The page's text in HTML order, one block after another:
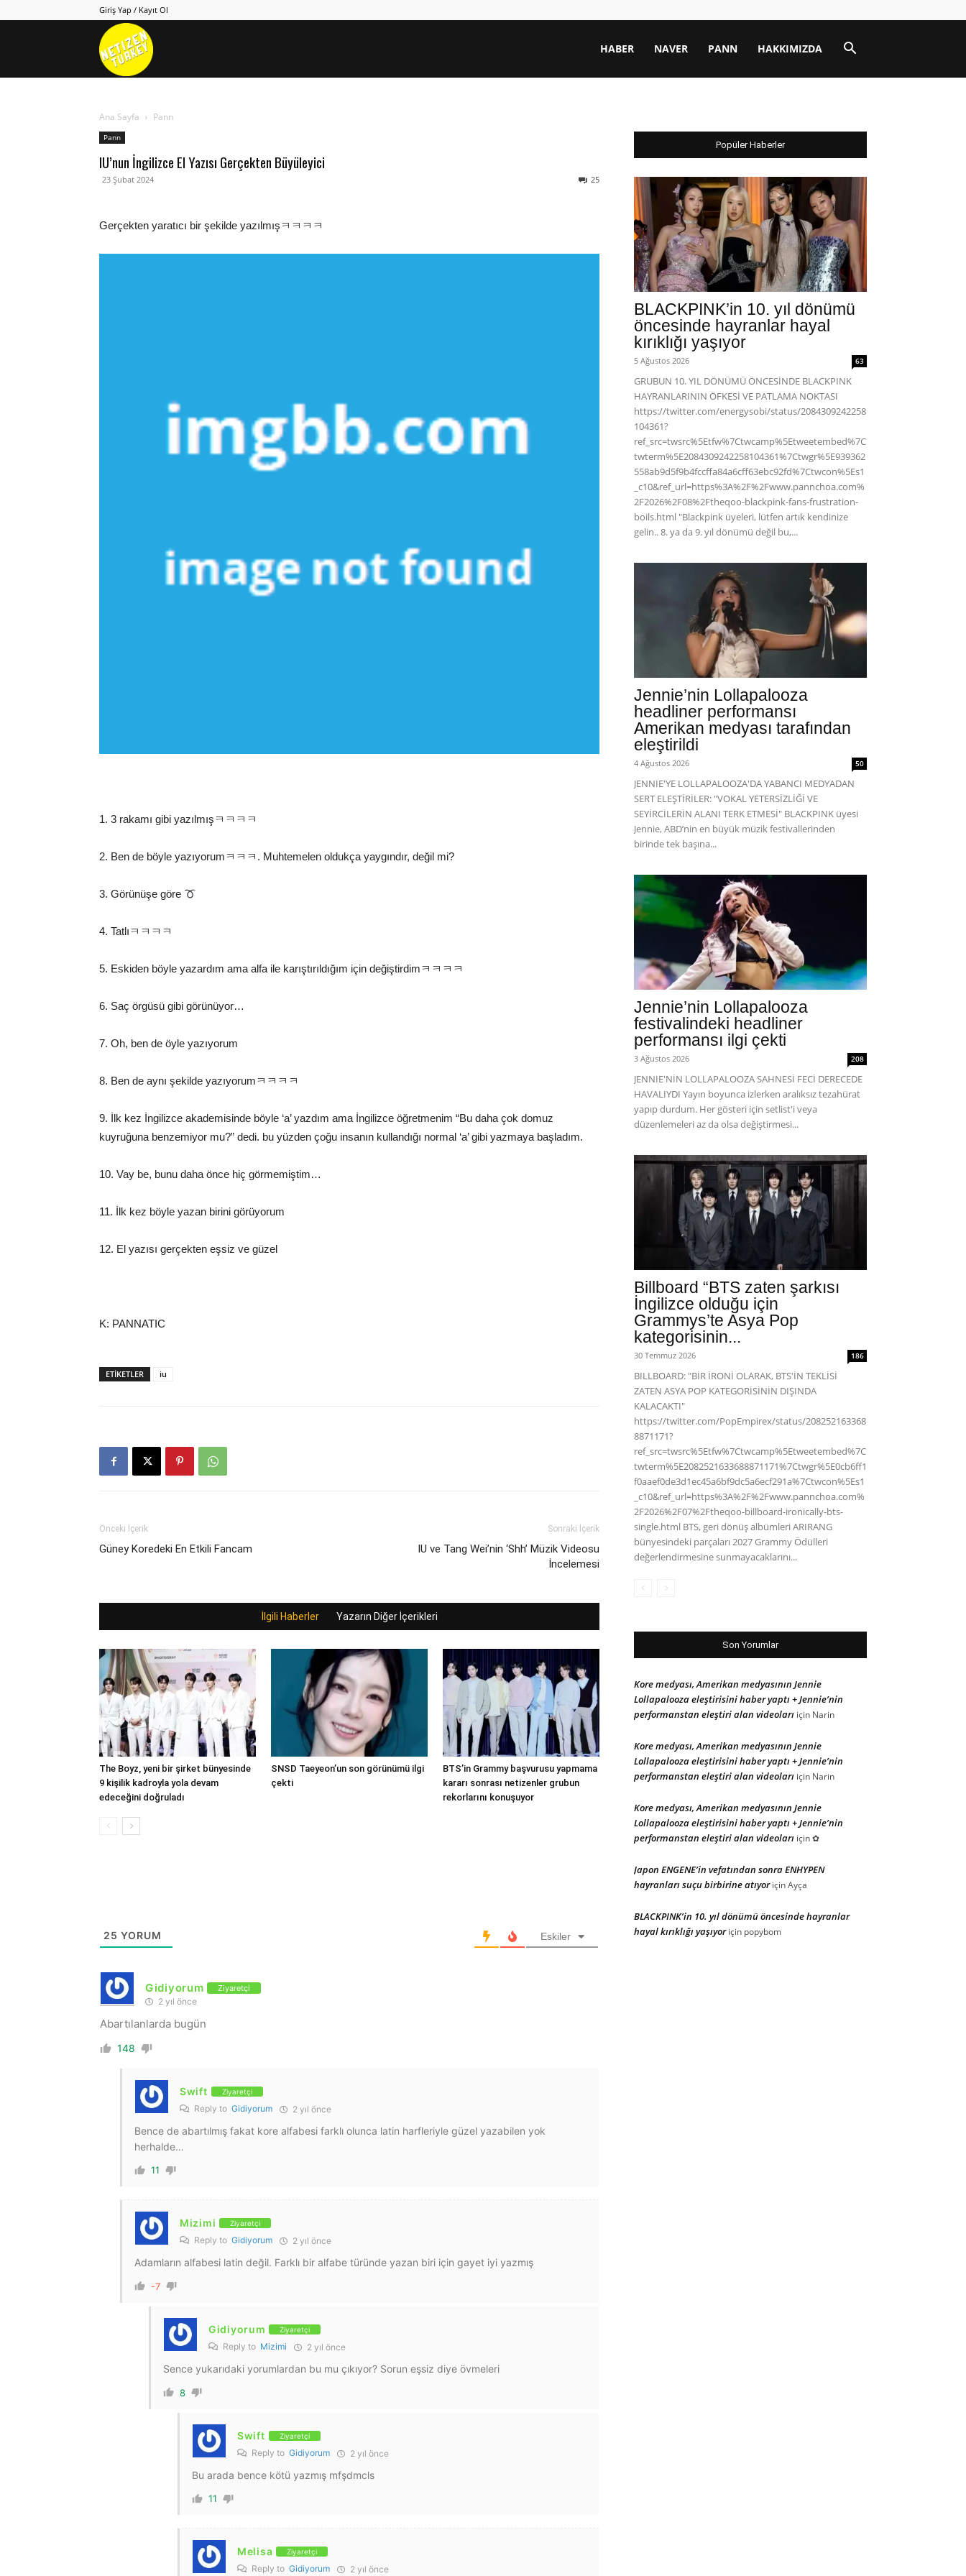
Giriş Yap / Kayıt Ol
Netizen HABER NAVER PANN HAKKIMIZDA
Ana Sayfa Pann
Pann
IU’nun İngilizce El Yazısı Gerçekten Büyüleyici
23 Şubat 2024 25
Gerçekten yaratıcı bir şekilde yazılmışㅋㅋㅋㅋ
1. 3 rakamı gibi yazılmışㅋㅋㅋㅋ
2. Ben de böyle yazıyorumㅋㅋㅋ. Muhtemelen oldukça yaygındır, değil mi?
3. Görünüşe göre
4. Tatlıㅋㅋㅋㅋ
5. Eskiden böyle yazardım ama alfa ile karıştırıldığım için değiştirdimㅋㅋㅋㅋ
6. Saç örgüsü gibi görünüyor…
7. Oh, ben de öyle yazıyorum
8. Ben de aynı şekilde yazıyorumㅋㅋㅋㅋ
9. İlk kez İngilizce akademisinde böyle ‘a’ yazdım ama İngilizce öğretmenim “Bu daha çok domuz
kuyruğuna benzemiyor mu?” dedi. bu yüzden çoğu insanın kullandığı normal ‘a’ gibi yazmaya başladım.
10. Vay be, bunu daha önce hiç görmemiştim…
11. İlk kez böyle yazan birini görüyorum
12. El yazısı gerçekten eşsiz ve güzel
K: PANNATIC
ETIKETLER iu
Önceki İçerik
Güney Koredeki En Etkili Fancam
Sonraki İçerik
IU ve Tang Wei’nin ‘Shh’ Müzik Videosu
İncelemesi
İlgili Haberler Yazarın Diğer İçerikleri
The Boyz, yeni bir şirket bünyesinde
9 kişilik kadroyla yola devam
edeceğini doğruladı
SNSD Taeyeon’un son görünümü ilgi
çekti
BTS’in Grammy başvurusu yapmama
kararı sonrası netizenler grubun
rekorlarını konuşuyor
25 YORUM Eskiler
Gidiyorum Ziyaretçi
2 yıl önce
Abartılanlarda bugün
148
Swift Ziyaretçi
Reply to Gidiyorum 2 yıl önce
Bence de abartılmış fakat kore alfabesi farklı olunca latin harfleriyle güzel yazabilen yok
herhalde…
11
Mizimi Ziyaretçi
Reply to Gidiyorum 2 yıl önce
Adamların alfabesi latin değil. Farklı bir alfabe türünde yazan biri için gayet iyi yazmış
-7
Gidiyorum Ziyaretçi
Reply to Mizimi 2 yıl önce
Sence yukarıdaki yorumlardan bu mu çıkıyor? Sorun eşsiz diye övmeleri
8
Swift Ziyaretçi
Reply to Gidiyorum 2 yıl önce
Bu arada bence kötü yazmış mfşdmcls
11
Melisa Ziyaretçi
Reply to Gidiyorum 2 yıl önce
Popüler Haberler
BLACKPINK’in 10. yıl dönümü
öncesinde hayranlar hayal
kırıklığı yaşıyor
5 Ağustos 2026 63
GRUBUN 10. YIL DÖNÜMÜ ÖNCESİNDE BLACKPINK
HAYRANLARININ ÖFKESİ VE PATLAMA NOKTASI
https://twitter.com/energysobi/status/2084309242258
104361?
ref_src=twsrc%5Etfw%7Ctwcamp%5Etweetembed%7C
twterm%5E2084309242258104361%7Ctwgr%5E939362
558ab9d5f9b4fccffa84a6cff63ebc92fd%7Ctwcon%5Es1
_c10&ref_url=https%3A%2F%2Fwww.pannchoa.com%
2F2026%2F08%2Ftheqoo-blackpink-fans-frustration-
boils.html "Blackpink üyeleri, lütfen artık kendinize
gelin.. 8. ya da 9. yıl dönümü değil bu,...
Jennie’nin Lollapalooza
headliner performansı
Amerikan medyası tarafından
eleştirildi
4 Ağustos 2026 50
JENNIE'YE LOLLAPALOOZA'DA YABANCI MEDYADAN
SERT ELEŞTİRİLER: "VOKAL YETERSİZLİĞİ VE
SEYİRCİLERİN ALANI TERK ETMESİ" BLACKPINK üyesi
Jennie, ABD’nin en büyük müzik festivallerinden
birinde tek başına...
Jennie’nin Lollapalooza
festivalindeki headliner
performansı ilgi çekti
3 Ağustos 2026 208
JENNIE'NİN LOLLAPALOOZA SAHNESİ FECİ DERECEDE
HAVALIYDI Yayın boyunca izlerken aralıksız tezahürat
yapıp durdum. Her gösteri için setlist'i veya
düzenlemeleri az da olsa değiştirmesi...
Billboard “BTS zaten şarkısı
İngilizce olduğu için
Grammys’te Asya Pop
kategorisinin...
30 Temmuz 2026 186
BILLBOARD: "BİR İRONİ OLARAK, BTS'İN TEKLİSİ
ZATEN ASYA POP KATEGORİSİNİN DIŞINDA
KALACAKTI"
https://twitter.com/PopEmpirex/status/208252163368
8871171?
ref_src=twsrc%5Etfw%7Ctwcamp%5Etweetembed%7C
twterm%5E2082521633688871171%7Ctwgr%5E0cb6ff1
f0aaef0de3d1ec45a6bf9dc5a6ecf291a%7Ctwcon%5Es1
_c10&ref_url=https%3A%2F%2Fwww.pannchoa.com%
2F2026%2F07%2Ftheqoo-billboard-ironically-bts-
single.html BTS, geri dönüş albümleri ARIRANG
bünyesindeki parçaları 2027 Grammy Ödülleri
değerlendirmesine sunmayacaklarını...
Son Yorumlar
Kore medyası, Amerikan medyasının Jennie
Lollapalooza eleştirisini haber yaptı + Jennie’nin
performanstan eleştiri alan videoları için Narin
Kore medyası, Amerikan medyasının Jennie
Lollapalooza eleştirisini haber yaptı + Jennie’nin
performanstan eleştiri alan videoları için Narin
Kore medyası, Amerikan medyasının Jennie
Lollapalooza eleştirisini haber yaptı + Jennie’nin
performanstan eleştiri alan videoları için✿
Japon ENGENE’in vefatından sonra ENHYPEN
hayranları suçu birbirine atıyoriçinAyça
BLACKPINK’in 10. yıl dönümü öncesinde hayranlar
hayal kırıklığı yaşıyoriçin popybom